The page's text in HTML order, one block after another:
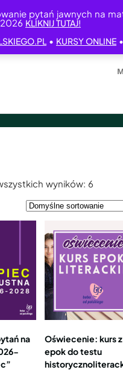
pytań jawnych na
2026 KLIKNIJ TUTAJ!
• KURSY ONLINE •
wyników: 6
na
Oświecenie: kurs z
epok do testu